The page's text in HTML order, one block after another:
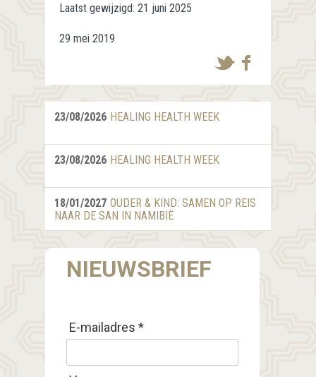
Laatst gewijzigd: 21 juni 2025
29 mei 2019
23/08/2026 HEALING HEALTH WEEK
23/08/2026 HEALING HEALTH WEEK
18/01/2027 OUDER & KIND: SAMEN OP REIS
NAAR DE SAN IN NAMIBIË
NIEUWSBRIEF
E-mailadres *